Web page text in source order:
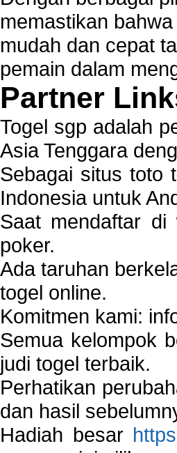
memastikan
mudah dan cepat
pemain dalam
Partner
Togel sgp adalah
Asia Tenggara
Sebagai situs toto
Indonesia untuk
Saat mendaftar
poker.
Ada taruhan
togel online.
Komitmen kami:
Semua kelompok
judi togel terbaik.
Perhatikan
dan hasil
Hadiah besar